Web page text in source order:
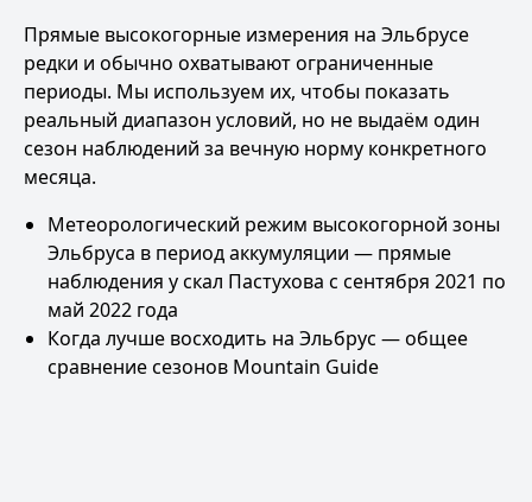
Прямые высокогорные измерения на Эльбрусе
редки и обычно охватывают ограниченные
периоды. Мы используем их, чтобы показать
реальный диапазон условий, но не выдаём один
сезон наблюдений за вечную норму конкретного
месяца.
Метеорологический режим высокогорной зоны
Эльбруса в период аккумуляции — прямые
наблюдения у скал Пастухова с сентября 2021 по
май 2022 года
Когда лучше восходить на Эльбрус — общее
сравнение сезонов Mountain Guide